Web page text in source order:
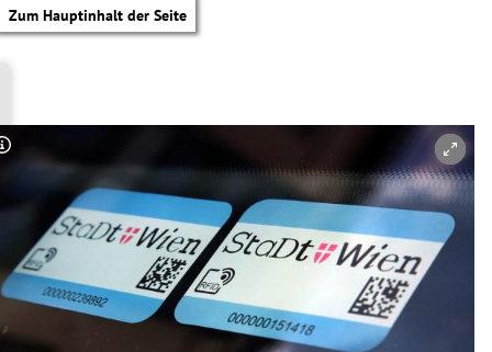
Zum Hauptinhalt der Seite
Copyright-Hinweis öffnen/schließen